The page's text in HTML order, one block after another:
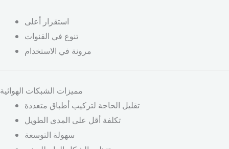
استقرار أعلى
تنوع في القنوات
مرونة في الاستخدام
مميزات الشبكات الهوائية
تقليل الحاجة لتركيب أطباق متعددة
تكلفة أقل على المدى الطويل
سهولة التوسعة